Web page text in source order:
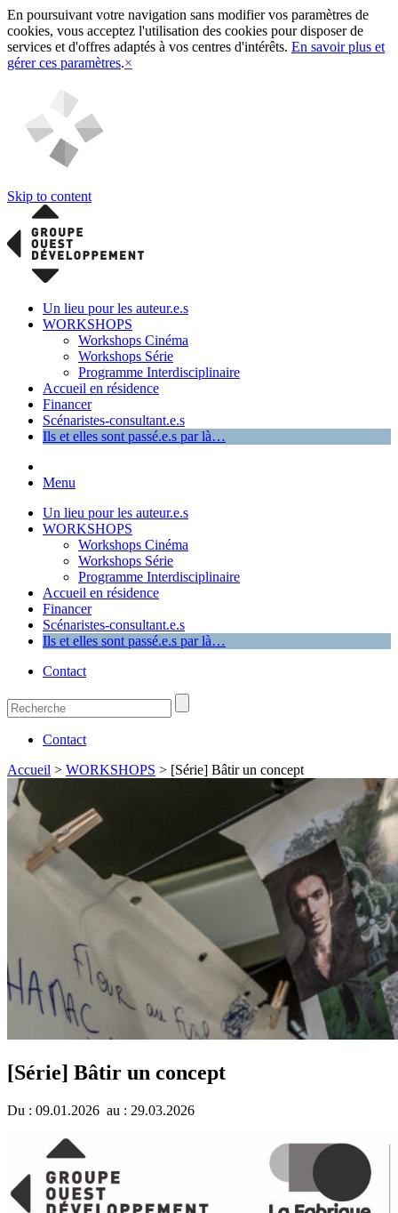
En poursuivant votre navigation sans modifier vos paramètres de
cookies, vous acceptez l'utilisation des cookies pour disposer de
services et d'offres adaptés à vos centres d'intérêts. En savoir plus et
gérer ces paramètres.×
Skip to content
Un lieu pour les auteur.e.s
WORKSHOPS
Workshops Cinéma
Workshops Série
Programme Interdisciplinaire
Accueil en résidence
Financer
Scénaristes-consultant.e.s
Ils et elles sont passé.e.s par là…
Menu
Un lieu pour les auteur.e.s
WORKSHOPS
Workshops Cinéma
Workshops Série
Programme Interdisciplinaire
Accueil en résidence
Financer
Scénaristes-consultant.e.s
Ils et elles sont passé.e.s par là…
Contact
Contact
Accueil > WORKSHOPS > [Série] Bâtir un concept
[Série] Bâtir un concept
Du : 09.01.2026 au : 29.03.2026